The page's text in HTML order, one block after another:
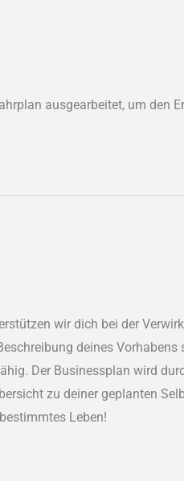
ausgearbeitet, um den
wir dich bei der
deines
Der Businessplan wird
zu deiner geplanten
Leben!